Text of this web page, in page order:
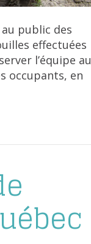
public des
effectuées
l’équipe au
occupants, en